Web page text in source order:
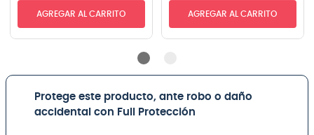
AGREGAR AL CARRITO AGREGAR AL CARRITO
Protege este producto, ante robo o daño
accidental con Full Protección